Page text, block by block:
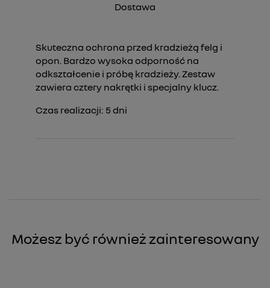
Dostawa
Skuteczna ochrona przed kradzieżą felg i
opon. Bardzo wysoka odporność na
odkształcenie i próbę kradzieży. Zestaw
zawiera cztery nakrętki i specjalny klucz.
Czas realizacji: 5 dni
Możesz być również zainteresowany